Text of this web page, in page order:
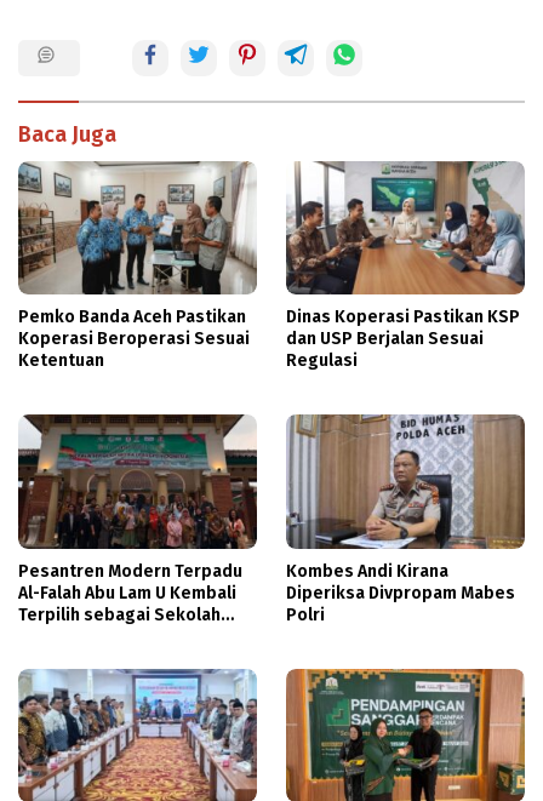
Baca Juga
Pemko Banda Aceh Pastikan
Koperasi Beroperasi Sesuai
Ketentuan
Dinas Koperasi Pastikan KSP
dan USP Berjalan Sesuai
Regulasi
Pesantren Modern Terpadu
Al-Falah Abu Lam U Kembali
Terpilih sebagai Sekolah
Kombes Andi Kirana
Diperiksa Divpropam Mabes
Polri